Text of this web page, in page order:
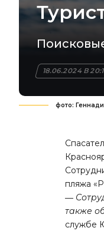
18.06.2024 В
фото:
пляжа
―
также
службе